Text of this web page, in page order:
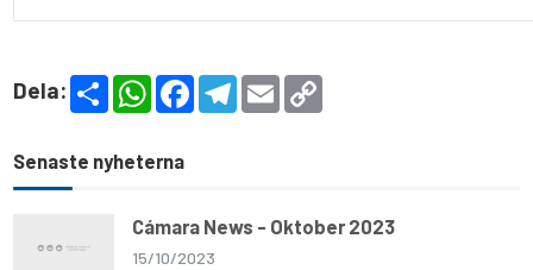
Dela:
S
h
e
W
h
s
p
F
T
e
E
m
Senaste nyheterna
Cámara News - Oktober 2023
15/10/2023